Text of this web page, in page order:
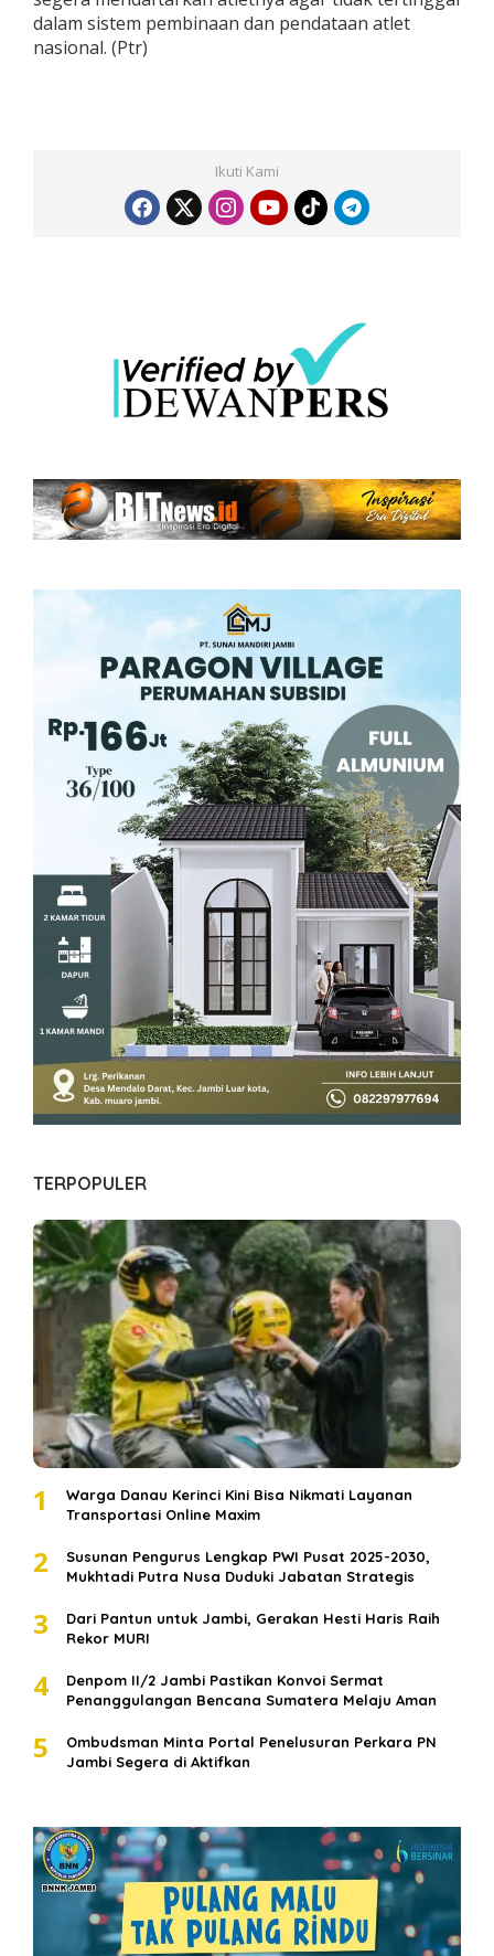
dalam sistem pembinaan dan pendataan atlet
nasional. (Ptr)
Ikuti Kami
TERPOPULER
1
Warga Danau Kerinci Kini Bisa Nikmati Layanan
Transportasi Online Maxim
2
Susunan Pengurus Lengkap PWI Pusat 2025-2030,
Mukhtadi Putra Nusa Duduki Jabatan Strategis
3
Dari Pantun untuk Jambi, Gerakan Hesti Haris Raih
Rekor MURI
4
Denpom II/2 Jambi Pastikan Konvoi Sermat
Penanggulangan Bencana Sumatera Melaju Aman
5
Ombudsman Minta Portal Penelusuran Perkara PN
Jambi Segera di Aktifkan